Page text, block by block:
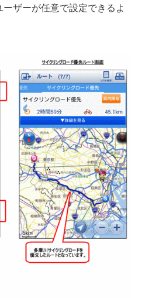
ザーが任意で設定できるよ